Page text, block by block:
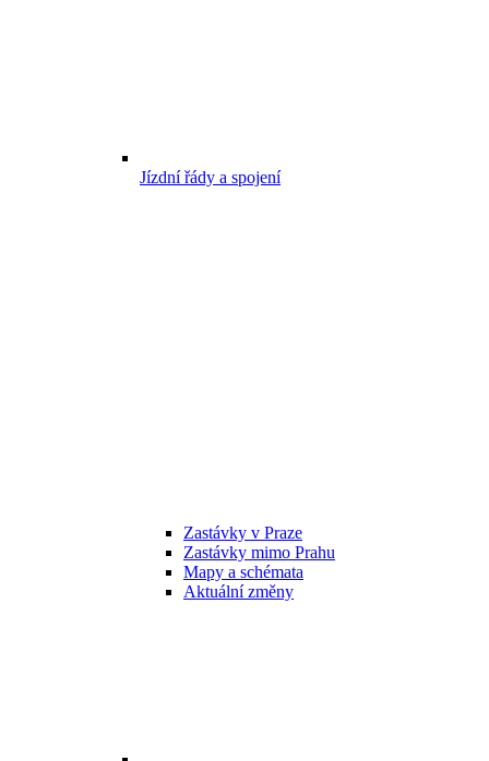
Jízdní řády a spojení
Zastávky v Praze
Zastávky mimo Prahu
Mapy a schémata
Aktuální změny